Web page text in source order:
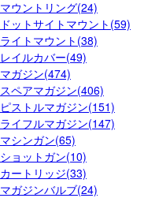
マウントリング(24)
ドットサイトマウント(59)
ライトマウント(38)
レイルカバー(49)
マガジン(474)
スペアマガジン(406)
ピストルマガジン(151)
ライフルマガジン(147)
マシンガン(65)
ショットガン(10)
カートリッジ(33)
マガジンバルブ(24)